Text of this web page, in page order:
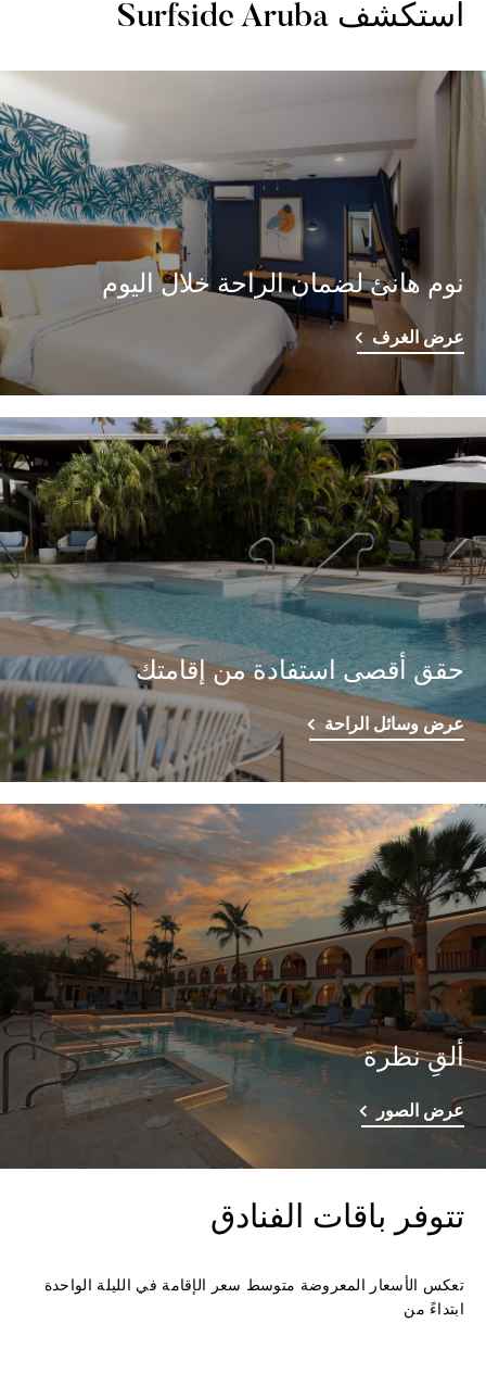
استكشف Surfside Aruba
نوم هانئ لضمان الراحة خلال اليوم
عرض الغرف
حقق أقصى استفادة من إقامتك
عرض وسائل الراحة
ألقِ نظرة
عرض الصور
تتوفر باقات الفنادق
تعكس الأسعار المعروضة متوسط سعر الإقامة في الليلة الواحدة
ابتداءً من